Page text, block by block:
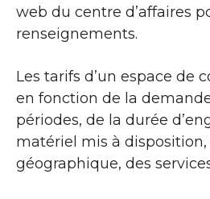
web du centre d’affaires
renseignements.
Les tarifs d’un espace de
en fonction de la
périodes, de la durée
matériel mis à
géographique, des